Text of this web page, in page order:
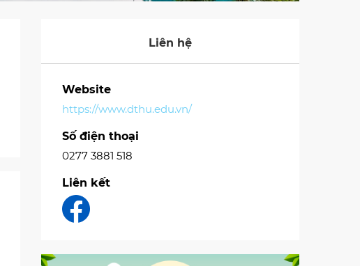
Liên hệ
Website
https://www.dthu.edu.vn/
Số điện thoại
0277 3881 518
Liên kết